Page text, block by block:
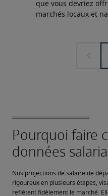
que vous devriez
marchés locaux et
Nos projections de salaire de
rigoureux en plusieurs étapes,
reflètent fidèlement le marché.